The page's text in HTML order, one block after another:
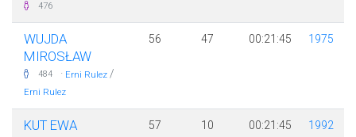
476
WUJDA
MIROSŁAW
484 · Erni Rulez /
Erni Rulez
56 47 00:21:45 1975
KUT EWA 57 10 00:21:45 1992